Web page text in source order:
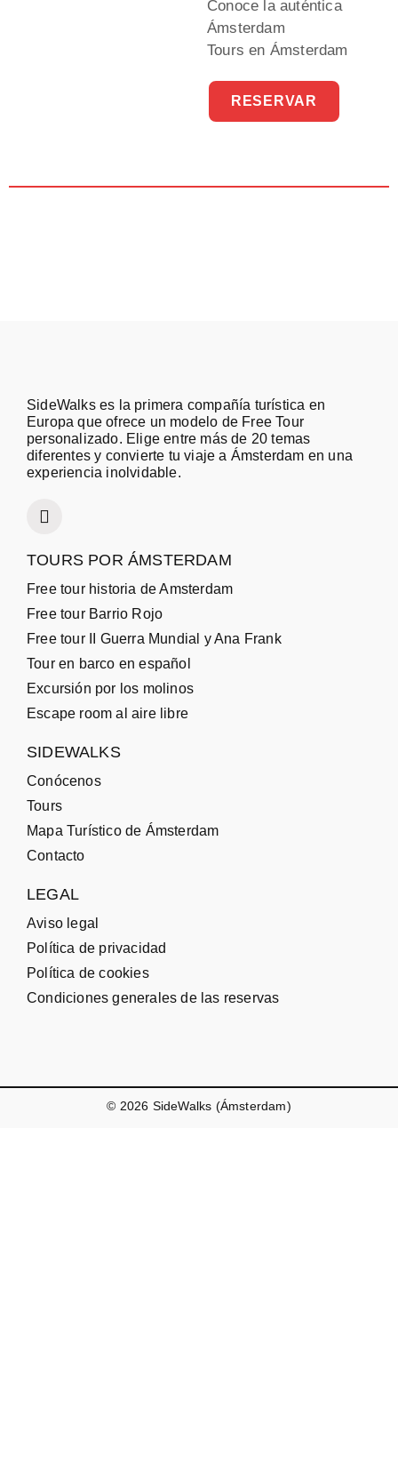
Conoce la auténtica
Ámsterdam
Tours en Ámsterdam
RESERVAR
SideWalks es la primera compañía turística en
Europa que ofrece un modelo de Free Tour
personalizado. Elige entre más de 20 temas
diferentes y convierte tu viaje a Ámsterdam en una
experiencia inolvidable.
TOURS POR ÁMSTERDAM
Free tour historia de Amsterdam
Free tour Barrio Rojo
Free tour II Guerra Mundial y Ana Frank
Tour en barco en español
Excursión por los molinos
Escape room al aire libre
SIDEWALKS
Conócenos
Tours
Mapa Turístico de Ámsterdam
Contacto
LEGAL
Aviso legal
Política de privacidad
Política de cookies
Condiciones generales de las reservas
© 2026 SideWalks (Ámsterdam)